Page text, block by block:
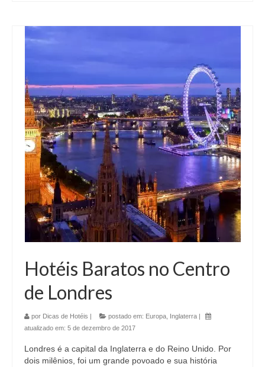
Hotéis Baratos no Centro
de Londres
por Dicas de Hotéis | postado em: Europa Inglaterra |
atualizado em: 5 de dezembro de 2017
Londres é a capital da Inglaterra e do Reino Unido. Por
dois milênios, foi um grande povoado e sua história